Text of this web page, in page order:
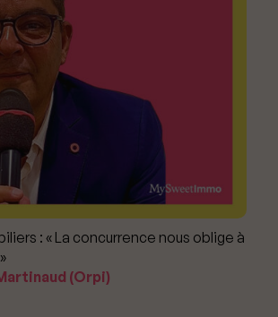
: « La concurrence nous oblige à
(Orpi)